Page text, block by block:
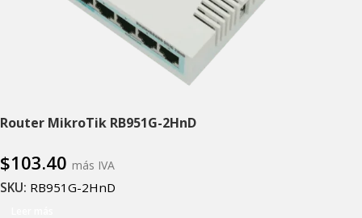
Router MikroTik RB951G-2HnD
$103.40 más IVA
SKU: RB951G-2HnD